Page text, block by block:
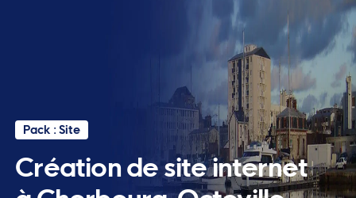
Pack : Site
Création de site internet